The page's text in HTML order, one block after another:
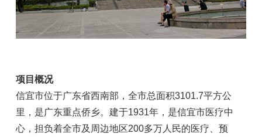
项目概况
信宜市位于广东省西南部，全市总面积3101.7平方公
里，是广东重点侨乡。建于1931年，是信宜市医疗中
心，担负着全市及周边地区200多万人民的医疗、预